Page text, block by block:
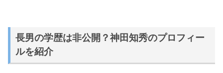
長男の学歴は非公開？神田知秀のプロフィー
ルを紹介